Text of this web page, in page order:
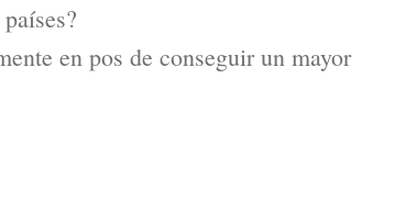
en pos de conseguir un mayor